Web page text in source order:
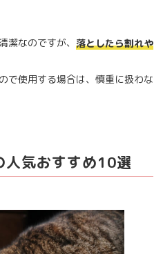
潔なのですが、 落としたら割れや
で使用する場合は、慎重に扱わな
人気おすすめ10選